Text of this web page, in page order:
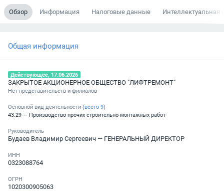
Обзор Информация Налоговые данные Интеллектуальная
Общая информация
Действующее, 17.06.2026
ЗАКРЫТОЕ АКЦИОНЕРНОЕ ОБЩЕСТВО "ЛИФТРЕМОНТ"
Нет представительств и филиалов
Основной вид деятельности (всего 9)
43.29 — Производство прочих строительно-монтажных работ
Руководитель
Будаев Владимир Сергеевич — ГЕНЕРАЛЬНЫЙ ДИРЕКТОР
ИНН
0323088764
ОГРН
1020300905063